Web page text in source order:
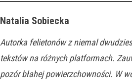
Natalia Sobiecka
Autorka felietonów z niemal
tekstów na różnych platformach.
pozór błahej powierzchowności. W